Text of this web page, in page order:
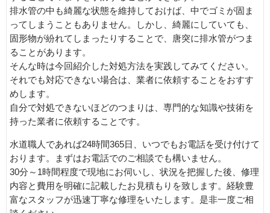
排水管の中も綺麗な状態を維持しておけば、中でゴミが固ま
ってしまうこともありません。しかし、綺麗にしていても、
固形物が紛れてしまったりすることで、唐突に排水管がつま
ることがあります。
そんな時は今回紹介した対処方法を実践してみてください。
それでも対応できない場合は、業者に依頼することをおすす
めします。
自分で対処できないほどのつまりは、専門的な知識や技術を
持った業者に依頼することです。
水道職人であれば24時間365日、いつでもお電話を受け付けて
おります。まずはお電話でのご相談でも構いません。
30分～1時間程度で現地にお伺いし、状況を把握した後、修理
内容と費用を明確に記載したお見積もりを致します。経験豊
富なスタッフが迅速丁寧な修理をいたします。是非一度ご相